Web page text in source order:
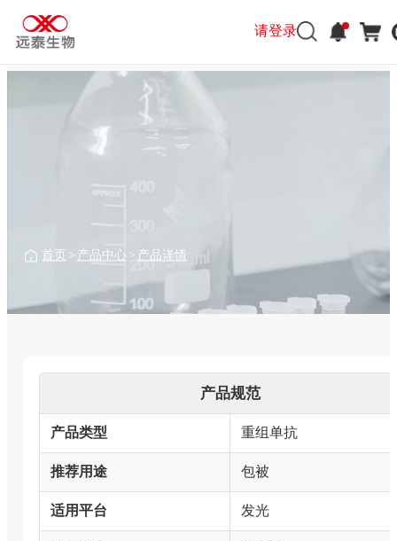
请登录
首页 > 产品中心 > 产品详情
产品规范
产品类型 重组单抗
推荐用途 包被
适用平台 发光
请登录